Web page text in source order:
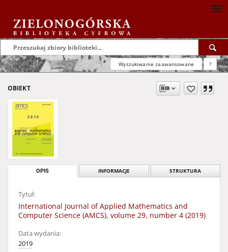
Wyszukiwanie zaawansowane ?
OBIEKT
OPIS INFORMACJE STRUKTURA
Tytuł:
International Journal of Applied Mathematics and
Computer Science (AMCS), volume 29, number 4 (2019)
Data wydania:
2019